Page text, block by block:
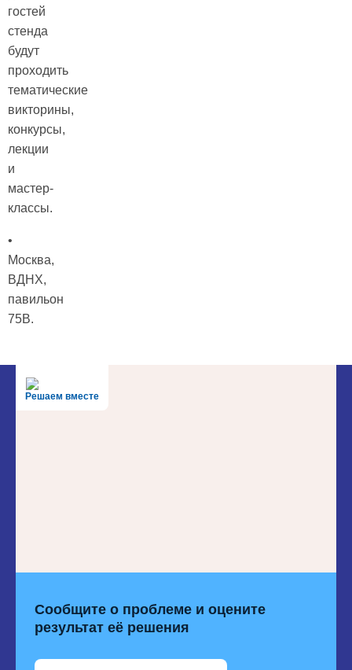
гостей
стенда
будут
проходить
тематические
викторины,
конкурсы,
лекции
и
мастер-
классы.
•
Москва,
ВДНХ,
павильон
75В.
Решаем вместе
Сообщите о проблеме и оцените
результат её решения